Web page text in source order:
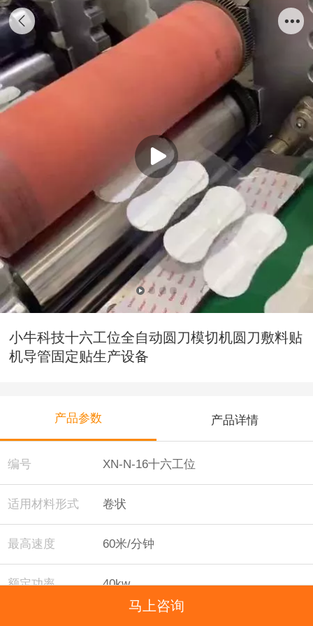
小牛科技十六工位全自动圆刀模切机圆刀敷料贴
机导管固定贴生产设备
产品参数 产品详情
编号 XN-N-16十六工位
适用材料形式 卷状
最高速度 60米/分钟
额定功率 40kw
马上咨询